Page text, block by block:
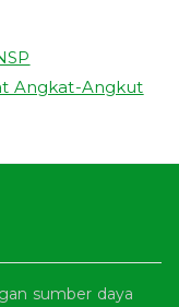
Angkat-Angkut
sumber daya